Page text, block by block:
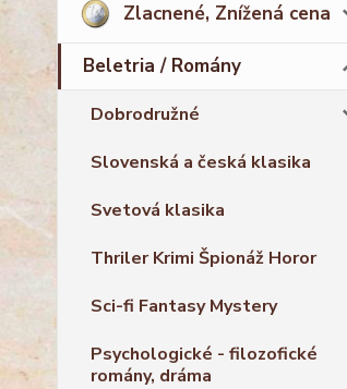
Zlacnené, Znížená cena
Beletria / Romány
Dobrodružné
Slovenská a česká klasika
Svetová klasika
Thriler Krimi Špionáž Horor
Sci-fi Fantasy Mystery
Psychologické - filozofické
romány, dráma